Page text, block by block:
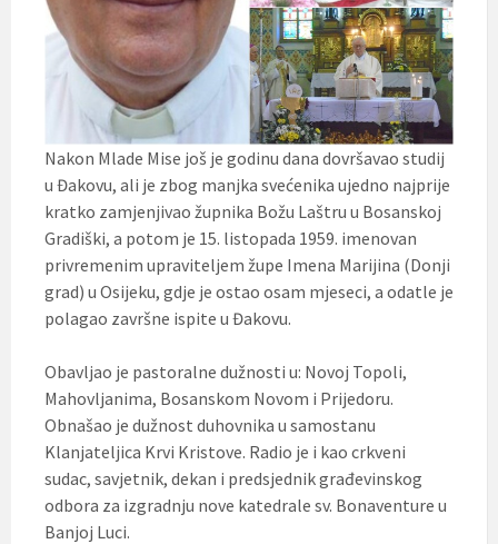
Nakon Mlade Mise još je godinu dana dovršavao studij
u Đakovu, ali je zbog manjka svećenika ujedno najprije
kratko zamjenjivao župnika Božu Laštru u Bosanskoj
Gradiški, a potom je 15. listopada 1959. imenovan
privremenim upraviteljem župe Imena Marijina (Donji
grad) u Osijeku, gdje je ostao osam mjeseci, a odatle je
polagao završne ispite u Đakovu.
Obavljao je pastoralne dužnosti u: Novoj Topoli,
Mahovljanima, Bosanskom Novom i Prijedoru.
Obnašao je dužnost duhovnika u samostanu
Klanjateljica Krvi Kristove. Radio je i kao crkveni
sudac, savjetnik, dekan i predsjednik građevinskog
odbora za izgradnju nove katedrale sv. Bonaventure u
Banjoj Luci.